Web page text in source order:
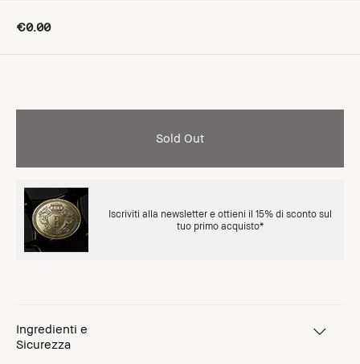
€0.00
Sold Out
Iscriviti alla newsletter e ottieni il 15% di sconto sul
tuo primo acquisto*
Ingredienti e
Sicurezza